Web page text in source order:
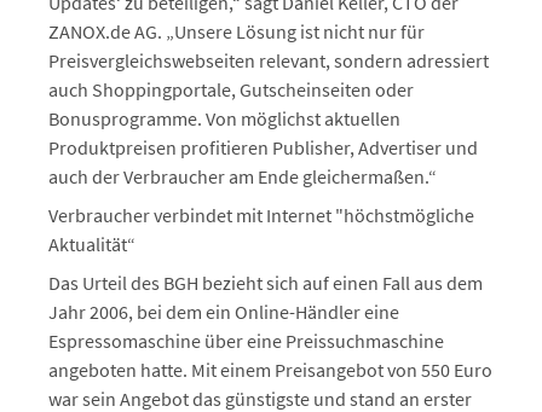
ZANOX.de AG. „Unsere Lösung ist nicht nur für
Preisvergleichswebseiten relevant, sondern adressiert
auch Shoppingportale, Gutscheinseiten oder
Bonusprogramme. Von möglichst aktuellen
Produktpreisen profitieren Publisher, Advertiser und
auch der Verbraucher am Ende gleichermaßen.“
Verbraucher verbindet mit Internet "höchstmögliche
Aktualität“
Das Urteil des BGH bezieht sich auf einen Fall aus dem
Jahr 2006, bei dem ein Online-Händler eine
Espressomaschine über eine Preissuchmaschine
angeboten hatte. Mit einem Preisangebot von 550 Euro
war sein Angebot das günstigste und stand an erster